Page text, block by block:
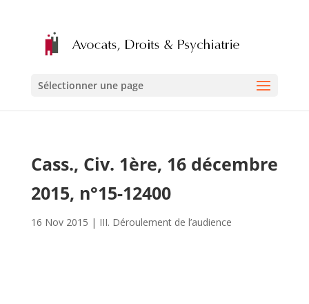
Sélectionner une page
Cass., Civ. 1ère, 16 décembre
2015, n°15-12400
16 Nov 2015 | III. Déroulement de l’audience